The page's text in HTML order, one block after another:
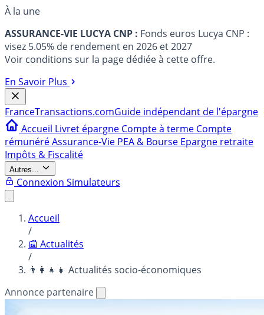
À la une
ASSURANCE-VIE LUCYA CNP : Fonds euros Lucya CNP :
visez 5.05% de rendement en 2026 et 2027
Voir conditions sur la page dédiée à cette offre.
En Savoir Plus
FranceTransactions.comGuide indépendant de l'épargne
Accueil Livret épargne Compte à terme Compte
rémunéréAssurance-Vie PEA & Bourse Epargne retraite
Impôts & Fiscalité
Autres...
Connexion Simulateurs
Accueil
/
📰 Actualités
/
👨‍👩‍👧‍👧 Actualités socio-économiques
Annonce partenaire